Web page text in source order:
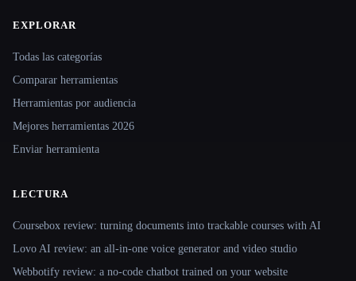
Site navigation
EXPLORAR
Todas las categorías
Comparar herramientas
Herramientas por audiencia
Mejores herramientas 2026
Enviar herramienta
LECTURA
Coursebox review: turning documents into trackable courses with AI
Lovo AI review: an all-in-one voice generator and video studio
Webbotify review: a no-code chatbot trained on your website